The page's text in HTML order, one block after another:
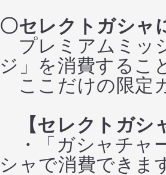
〇セレクトガシャ
プレミアムミッ
ジ」を消費するこ
ここだけの限定
【セレクトガ
・「ガシャチャ
シャで消費できま